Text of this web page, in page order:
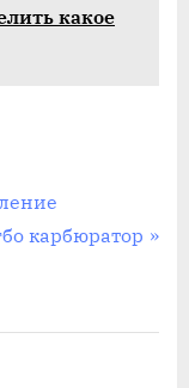
какое
карбюратор